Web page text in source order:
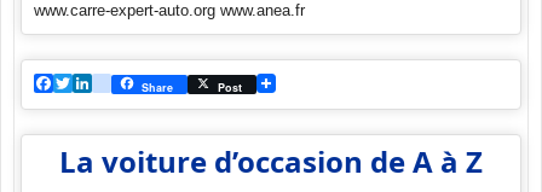
www.carre-expert-auto.org www.anea.fr
Facebook
TwitterLinkedIn
viadeo
Share Post
La voiture d’occasion de A à Z